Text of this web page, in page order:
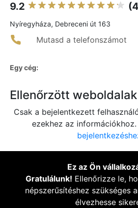
9.2
Nyíregyháza, Debreceni út 163
Mutasd a telefonszámot
Egy cég:
Ellenőrzött weboldalak
Csak a bejelentkezett
ezekhez az információkhoz.
Ez az Ön
Gratulálunk! Ellenőrizze le,
népszerűsítéshez szükséges
élvezhesse